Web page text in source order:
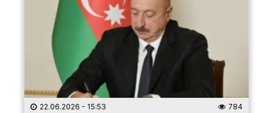
22.06.2026 - 15:53 784